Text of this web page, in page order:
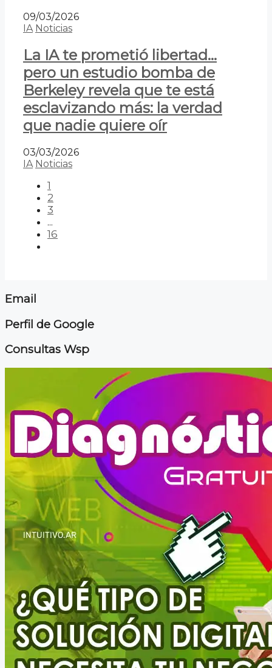
09/03/2026
IA Noticias
La IA te prometió libertad…
pero un estudio bomba de
Berkeley revela que te está
esclavizando más: la verdad
que nadie quiere oír
03/03/2026
IA Noticias
1
2
3
...
16
Email
Perfil de Google
Consultas Wsp